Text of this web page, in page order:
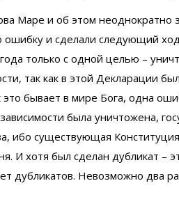
Маре и об этом неоднократно
и сделали следующий
только с одной целью –
так как в этой Декларации
бывает в мире Бога, одна
была уничтожена,
ибо существующая
И хотя был сделан дубликат –
дубликатов. Невозможно два